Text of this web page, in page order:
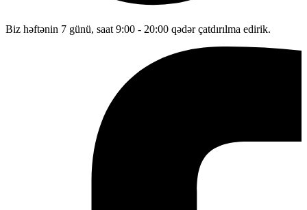
Biz həftənin 7 günü, saat 9:00 - 20:00 qədər çatdırılma edirik.